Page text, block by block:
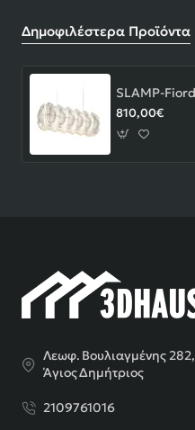
Δημοφιλέστερα Προϊόντα
810,00€
Λεωφ. Βουλιαγμένης 282,
Άγιος Δημήτριος
2109761016